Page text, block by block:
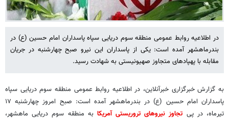
در اطلاعیه‌ روابط عمومی منطقه سوم دریایی سپاه پاسداران امام حسین (ع) در
بندرماهشهر آمده است: یکی از پاسداران این نیرو صبح چهارشنبه در جریان
مقابله با پهپادهای متجاوز صهیونیستی به شهادت رسید.
به گزارش خبرگزاری خبرآنلاین، در اطلاعیه‌ روابط عمومی منطقه سوم دریایی سپاه
پاسداران امام حسین (ع) در بندرماهشهر آمده است: صبح امروز چهارشنبه ۱۷
تیرماه، در پی تجاوز نیروهای تروریستی آمریکا به منطقه سوم دریایی ماهشهر،